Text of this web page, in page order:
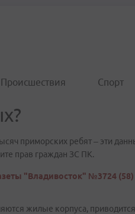
Происшествия Спорт
приморских ребят – эти
прав граждан ЗС ПК.
"Владивосток" №3724 (58)
жилые корпуса,